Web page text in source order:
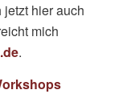
hier auch
mich
.